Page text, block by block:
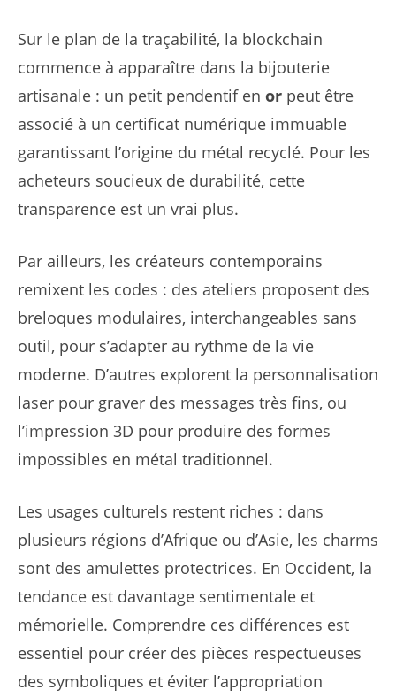
Sur le plan de la traçabilité, la blockchain
commence à apparaître dans la bijouterie
artisanale : un petit pendentif en or peut être
associé à un certificat numérique immuable
garantissant l’origine du métal recyclé. Pour les
acheteurs soucieux de durabilité, cette
transparence est un vrai plus.
Par ailleurs, les créateurs contemporains
remixent les codes : des ateliers proposent des
breloques modulaires, interchangeables sans
outil, pour s’adapter au rythme de la vie
moderne. D’autres explorent la personnalisation
laser pour graver des messages très fins, ou
l’impression 3D pour produire des formes
impossibles en métal traditionnel.
Les usages culturels restent riches : dans
plusieurs régions d’Afrique ou d’Asie, les charms
sont des amulettes protectrices. En Occident, la
tendance est davantage sentimentale et
mémorielle. Comprendre ces différences est
essentiel pour créer des pièces respectueuses
des symboliques et éviter l’appropriation